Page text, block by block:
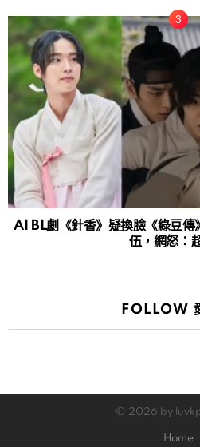
AI BL劇《針香》疑換臉《綠豆傳
伍，網怒：
FOLLOW
© 2026 by
Home